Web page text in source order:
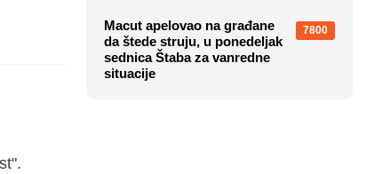
Macut apelovao na građane
da štede struju, u ponedeljak
sednica Štaba za vanredne
situacije
7800